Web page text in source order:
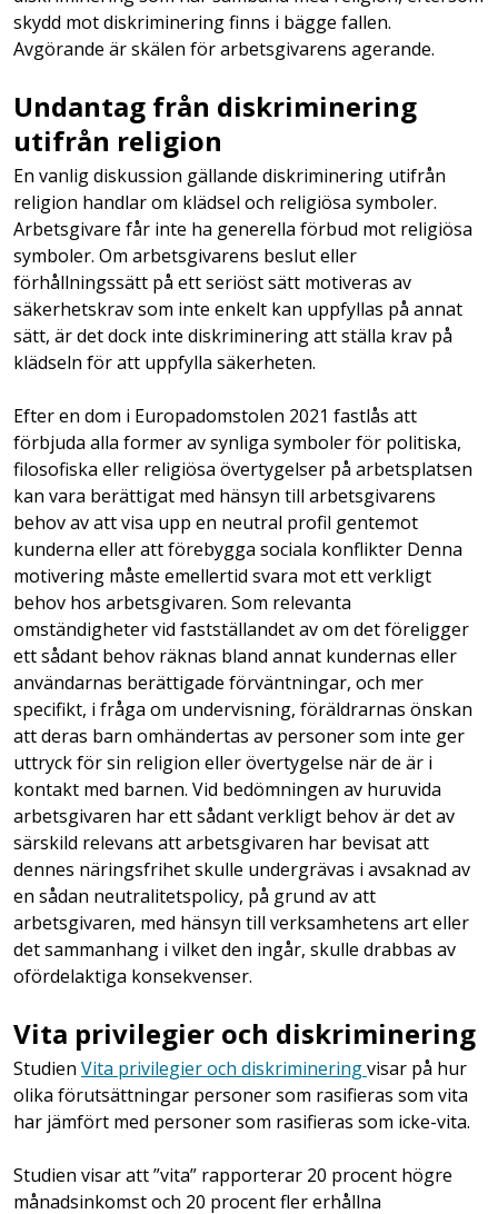
skydd mot diskriminering finns i bägge fallen.
Avgörande är skälen för arbetsgivarens agerande.
Undantag från diskriminering
utifrån religion
En vanlig diskussion gällande diskriminering utifrån
religion handlar om klädsel och religiösa symboler.
Arbetsgivare får inte ha generella förbud mot religiösa
symboler. Om arbetsgivarens beslut eller
förhållningssätt på ett seriöst sätt motiveras av
säkerhetskrav som inte enkelt kan uppfyllas på annat
sätt, är det dock inte diskriminering att ställa krav på
klädseln för att uppfylla säkerheten.
Efter en dom i Europadomstolen 2021 fastlås att
förbjuda alla former av synliga symboler för politiska,
filosofiska eller religiösa övertygelser på arbetsplatsen
kan vara berättigat med hänsyn till arbetsgivarens
behov av att visa upp en neutral profil gentemot
kunderna eller att förebygga sociala konflikter Denna
motivering måste emellertid svara mot ett verkligt
behov hos arbetsgivaren. Som relevanta
omständigheter vid fastställandet av om det föreligger
ett sådant behov räknas bland annat kundernas eller
användarnas berättigade förväntningar, och mer
specifikt, i fråga om undervisning, föräldrarnas önskan
att deras barn omhändertas av personer som inte ger
uttryck för sin religion eller övertygelse när de är i
kontakt med barnen. Vid bedömningen av huruvida
arbetsgivaren har ett sådant verkligt behov är det av
särskild relevans att arbetsgivaren har bevisat att
dennes näringsfrihet skulle undergrävas i avsaknad av
en sådan neutralitetspolicy, på grund av att
arbetsgivaren, med hänsyn till verksamhetens art eller
det sammanhang i vilket den ingår, skulle drabbas av
ofördelaktiga konsekvenser.
Vita privilegier och diskriminering
Studien Vita privilegier och diskrimineringvisar på hur
olika förutsättningar personer som rasifieras som vita
har jämfört med personer som rasifieras som icke-vita.
Studien visar att ”vita” rapporterar 20 procent högre
månadsinkomst och 20 procent fler erhållna